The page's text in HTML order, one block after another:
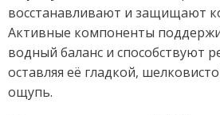
восстанавливают и защищают
Активные компоненты
водный баланс и способствуют
оставляя её гладкой,
ощупь.